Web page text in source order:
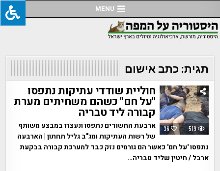
to
content
MENU
תגית: כתב אישום
36 519
חוליית שודדי עתיקות נתפסו
"על חם" כשהם משחיתים מערת
קבורה ליד טבריה
ארבעת החשודים נתפסו ונעצרו במבצע משותף
של רשות העתיקות ומג"ב גליל תחתון | הארבעה
נתפסו 'על חם' כאשר הם גורמים נזק כבד למערכת קבורה בבקעת
ארבל / חיטין שליד טבריה…